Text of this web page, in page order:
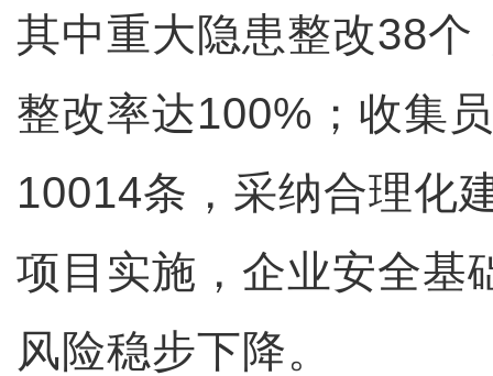
其中重大隐患整改38个
整改率达100%；收集
10014条，采纳合理化
项目实施，企业安全基
风险稳步下降。